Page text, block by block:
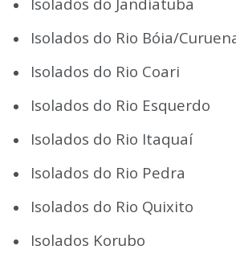
Isolados do Rio Bóia/
Isolados do Rio Coari
Isolados do Rio Esquerdo
Isolados do Rio Itaquaí
Isolados do Rio Pedra
Isolados do Rio Quixito
Isolados Korubo